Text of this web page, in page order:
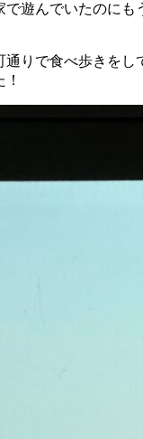
遊んでいたのにも
りで食べ歩きをし